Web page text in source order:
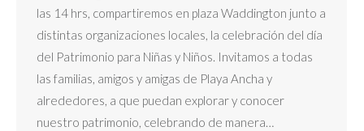
las 14 hrs, compartiremos en plaza Waddington junto a
distintas organizaciones locales, la celebración del día
del Patrimonio para Niñas y Niños. Invitamos a todas
las familias, amigos y amigas de Playa Ancha y
alrededores, a que puedan explorar y conocer
nuestro patrimonio, celebrando de manera…